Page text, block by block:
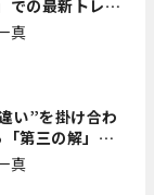
での最新トレン
要で実用的
ホットトピッ
真
い”を掛け合わ
第三の解」を
を変えるCQ白
真